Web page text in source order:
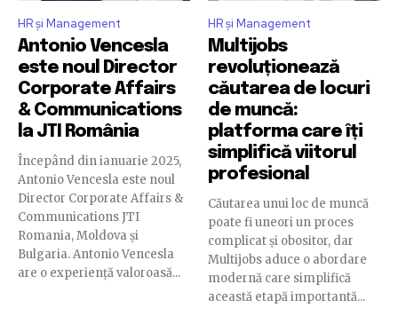
HR și Management
Antonio Vencesla
este noul Director
Corporate Affairs
& Communications
la JTI România
Începând din ianuarie 2025,
Antonio Vencesla este noul
Director Corporate Affairs &
Communications JTI
Romania, Moldova și
Bulgaria. Antonio Vencesla
are o experiență valoroasă...
HR și Management
Multijobs
revoluționează
căutarea de locuri
de muncă:
platforma care îți
simplifică viitorul
profesional
Căutarea unui loc de muncă
poate fi uneori un proces
complicat și obositor, dar
Multijobs aduce o abordare
modernă care simplifică
această etapă importantă...